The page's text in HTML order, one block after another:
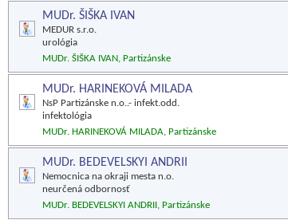
MUDr. ŠIŠKA IVAN
MEDUR s.r.o.
urológia
MUDr. ŠIŠKA IVAN, Partizánske
MUDr. HARINEKOVÁ MILADA
NsP Partizánske n.o..- infekt.odd.
infektológia
MUDr. HARINEKOVÁ MILADA, Partizánske
MUDr. BEDEVELSKYI ANDRII
Nemocnica na okraji mesta n.o.
neurčená odbornosť
MUDr. BEDEVELSKYI ANDRII, Partizánske